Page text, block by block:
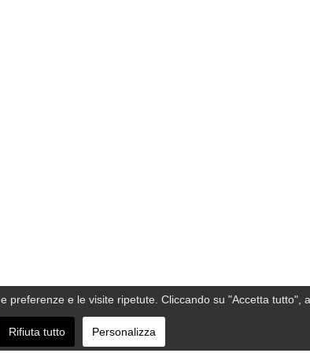
e le visite ripetute. Cliccando su "Accetta tutto",
Rifiuta tutto Personalizza